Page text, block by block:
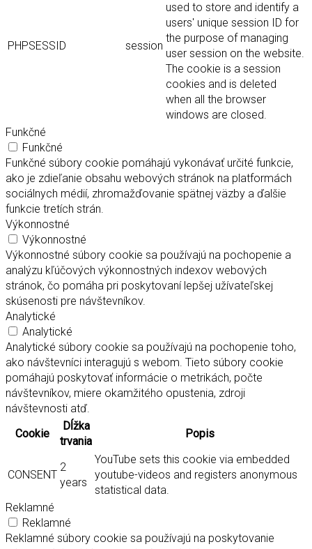
PHPSESSID session
used to store and identify a
users' unique session ID for
the purpose of managing
user session on the website.
The cookie is a session
cookies and is deleted
when all the browser
windows are closed.
Funkčné
Funkčné
Funkčné súbory cookie pomáhajú vykonávať určité funkcie,
ako je zdieľanie obsahu webových stránok na platformách
sociálnych médií, zhromažďovanie spätnej väzby a ďalšie
funkcie tretích strán.
Výkonnostné
Výkonnostné
Výkonnostné súbory cookie sa používajú na pochopenie a
analýzu kľúčových výkonnostných indexov webových
stránok, čo pomáha pri poskytovaní lepšej užívateľskej
skúsenosti pre návštevníkov.
Analytické
Analytické
Analytické súbory cookie sa používajú na pochopenie toho,
ako návštevníci interagujú s webom. Tieto súbory cookie
pomáhajú poskytovať informácie o metrikách, počte
návštevníkov, miere okamžitého opustenia, zdroji
návštevnosti atď.
Cookie
Dĺžka
trvania
Popis
CONSENT
2
years
YouTube sets this cookie via embedded
youtube-videos and registers anonymous
statistical data.
Reklamné
Reklamné
Reklamné súbory cookie sa používajú na poskytovanie